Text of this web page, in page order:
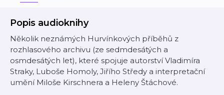
Popis audioknihy
Několik neznámých Hurvínkových příběhů z
rozhlasového archivu (ze sedmdesátých a
osmdesátých let), které spojuje autorství Vladimíra
Straky, Luboše Homoly, Jiřího Středy a interpretační
umění Miloše Kirschnera a Heleny Štáchové.